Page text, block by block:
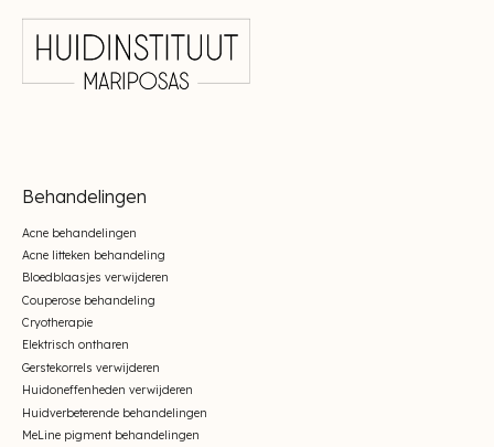
Behandelingen
Acne behandelingen
Acne litteken behandeling
Bloedblaasjes verwijderen
Couperose behandeling
Cryotherapie
Elektrisch ontharen
Gerstekorrels verwijderen
Huidoneffenheden verwijderen
Huidverbeterende behandelingen
MeLine pigment behandelingen